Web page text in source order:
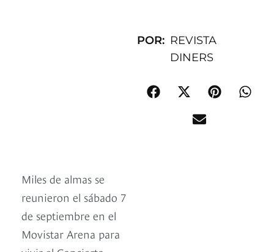
POR: REVISTA
DINERS
Miles de almas se
reunieron el sábado 7
de septiembre en el
Movistar Arena para